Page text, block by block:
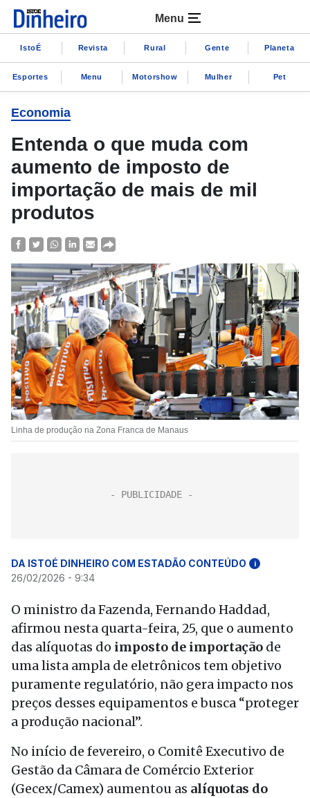
Menu
IstoÉ Revista Rural Gente Planeta
Esportes Menu Motorshow Mulher Pet
Economia
Entenda o que muda com
aumento de imposto de
importação de mais de mil
produtos
Linha de produção na Zona Franca de Manaus
DA ISTOÉ DINHEIRO COM ESTADÃO CONTEÚDO i
26/02/2026 - 9:34
O ministro da Fazenda, Fernando Haddad,
afirmou nesta quarta-feira, 25, que o aumento
das alíquotas do imposto de importação de
uma lista ampla de eletrônicos tem objetivo
puramente regulatório, não gera impacto nos
preços desses equipamentos e busca “proteger
a produção nacional”.
No início de fevereiro, o Comitê Executivo de
Gestão da Câmara de Comércio Exterior
(Gecex/Camex) aumentou as alíquotas do